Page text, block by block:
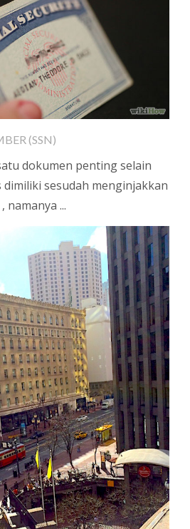
(SSN)
dokumen penting selain
dimiliki sesudah menginjakkan
namanya ...